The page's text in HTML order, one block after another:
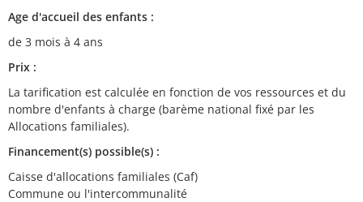
Age d'accueil des enfants :
de 3 mois à 4 ans
Prix :
La tarification est calculée en fonction de vos ressources et du
nombre d'enfants à charge (barème national fixé par les
Allocations familiales).
Financement(s) possible(s) :
Caisse d'allocations familiales (Caf)
Commune ou l'intercommunalité